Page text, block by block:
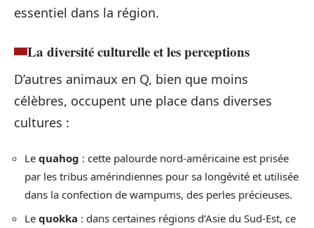
essentiel dans la région.
La diversité culturelle et les perceptions
D’autres animaux en Q, bien que moins
célèbres, occupent une place dans diverses
cultures :
Le quahog : cette palourde nord-américaine est prisée
par les tribus amérindiennes pour sa longévité et utilisée
dans la confection de wampums, des perles précieuses.
Le quokka : dans certaines régions d’Asie du Sud-Est, ce